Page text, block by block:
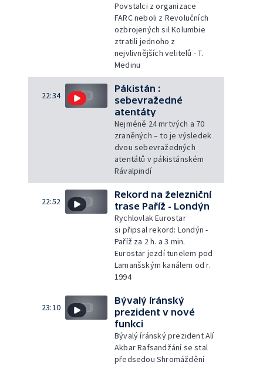
Povstalci z organizace
FARC neboli z Revolučních
ozbrojených sil Kolumbie
ztratili jednoho z
nejvlivnějších velitelů - T.
Medinu
22:34
Pákistán :
sebevražedné
atentáty
Nejméně 24 mrtvých a 70
zraněných – to je výsledek
dvou sebevražedných
atentátů v pákistánském
Rávalpindí
22:52
Rekord na železniční
trase Paříž - Londýn
Rychlovlak Eurostar
si připsal rekord: Londýn -
Paříž za 2 h. a 3 min.
Eurostar jezdí tunelem pod
Lamanšským kanálem od r.
1994
23:10
Bývalý íránský
prezident v nové
funkci
Bývalý íránský prezident Alí
Akbar Rafsandžání se stal
předsedou Shromáždění